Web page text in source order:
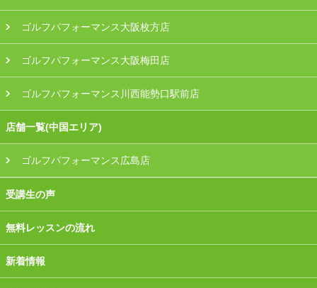
ゴルフパフォーマンス大阪枚方店
ゴルフパフォーマンス大阪梅田店
ゴルフパフォーマンス川西能勢口駅前店
店舗一覧(中国エリア)
ゴルフパフォーマンス広島店
受講生の声
無料レッスンの流れ
新着情報